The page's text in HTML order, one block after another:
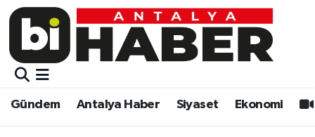
Gündem Antalya Haber Siyaset Ekonomi
Gündem
Siyaset
Gündem
Siyaset
Muratpaşa Nöbetçi Eczaneler
Muratpaşa Trafik Yoğunluk Haritası